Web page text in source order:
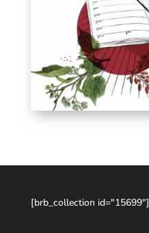
[brb_collection id="15699"]